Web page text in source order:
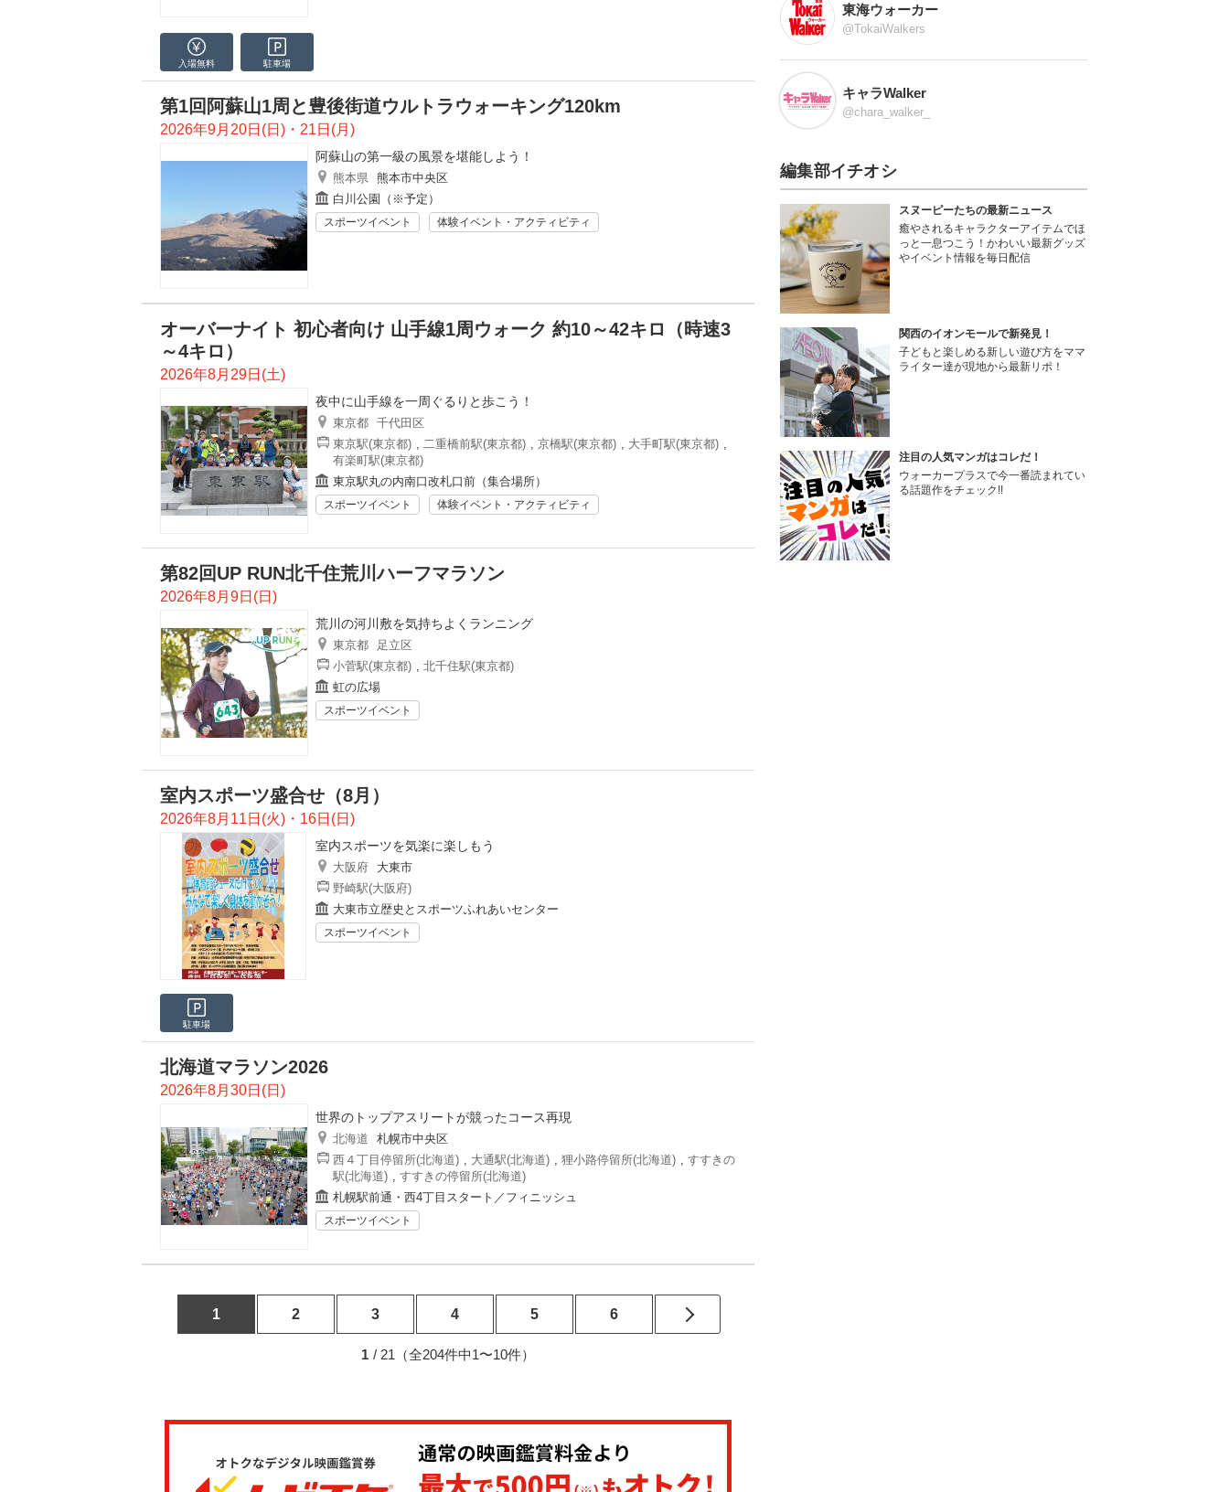
入場無料 駐車場
第1回阿蘇山1周と豊後街道ウルトラウォーキング120km
2026年9月20日(日)・21日(月)
阿蘇山の第一級の風景を堪能しよう！
熊本県
熊本市中央区
白川公園（※予定）
スポーツイベント 体験イベント・アクティビティ
オーバーナイト 初心者向け 山手線1周ウォーク 約10～42キロ（時速3
～4キロ）
2026年8月29日(土)
夜中に山手線を一周ぐるりと歩こう！
東京都 千代田区
東京駅(東京都) , 二重橋前駅(東京都) , 京橋駅(東京都) , 大手町駅(東京都) ,
有楽町駅(東京都)
東京駅丸の内南口改札口前（集合場所）
スポーツイベント 体験イベント・アクティビティ
第82回UP RUN北千住荒川ハーフマラソン
2026年8月9日(日)
荒川の河川敷を気持ちよくランニング
東京都
足立区
小菅駅(東京都) , 北千住駅(東京都)
虹の広場
スポーツイベント
室内スポーツ盛合せ（8月）
2026年8月11日(火)・16日(日)
室内スポーツを気楽に楽しもう
大阪府
大東市
野崎駅(大阪府)
大東市立歴史とスポーツふれあいセンター
スポーツイベント
駐車場
北海道マラソン2026
2026年8月30日(日)
世界のトップアスリートが競ったコース再現
北海道
札幌市中央区
西４丁目停留所(北海道) , 大通駅(北海道) , 狸小路停留所(北海道) , すすきの
駅(北海道) , すすきの停留所(北海道)
札幌駅前通・西4丁目スタート／フィニッシュ
スポーツイベント
1 2 3 4 5 6
1 / 21（全204件中1〜10件）
東海ウォーカー
@TokaiWalkers
キャラWalker
@chara_walker_
編集部イチオシ
スヌーピーたちの最新ニュース
癒やされるキャラクターアイテムでほ
っと一息つこう！かわいい最新グッズ
やイベント情報を毎日配信
関西のイオンモールで新発見！
子どもと楽しめる新しい遊び方をママ
ライター達が現地から最新リポ！
注目の人気マンガはコレだ！
ウォーカープラスで今一番読まれてい
る話題作をチェック!!